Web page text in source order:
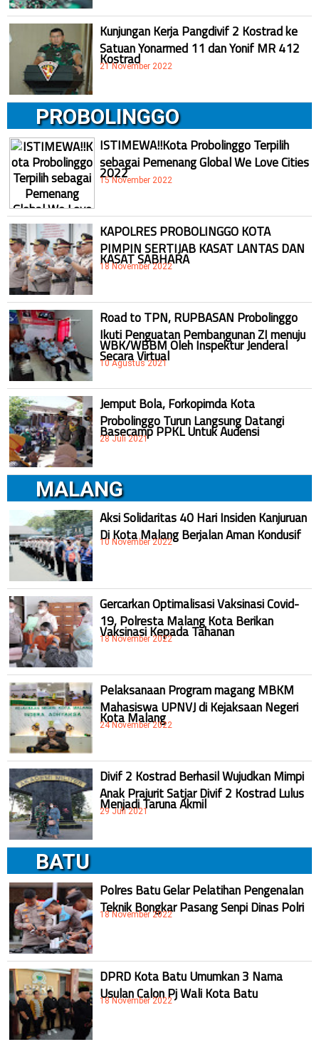
Kunjungan Kerja Pangdivif 2 Kostrad ke
Satuan Yonarmed 11 dan Yonif MR 412
Kostrad
21 November 2022
PROBOLINGGO
ISTIMEWA!!Kota Probolinggo Terpilih
sebagai Pemenang Global We Love Cities
2022
15 November 2022
KAPOLRES PROBOLINGGO KOTA
PIMPIN SERTIJAB KASAT LANTAS DAN
KASAT SABHARA
18 November 2022
Road to TPN, RUPBASAN Probolinggo
Ikuti Penguatan Pembangunan ZI menuju
WBK/WBBM Oleh Inspektur Jenderal
Secara Virtual
10 Agustus 2021
Jemput Bola, Forkopimda Kota
Probolinggo Turun Langsung Datangi
Basecamp PPKL Untuk Audensi
28 Juli 2021
MALANG
Aksi Solidaritas 40 Hari Insiden Kanjuruan
Di Kota Malang Berjalan Aman Kondusif
10 November 2022
Gercarkan Optimalisasi Vaksinasi Covid-
19, Polresta Malang Kota Berikan
Vaksinasi Kepada Tahanan
18 November 2022
Pelaksanaan Program magang MBKM
Mahasiswa UPNVJ di Kejaksaan Negeri
Kota Malang
24 November 2022
Divif 2 Kostrad Berhasil Wujudkan Mimpi
Anak Prajurit Satjar Divif 2 Kostrad Lulus
Menjadi Taruna Akmil
29 Juli 2021
BATU
Polres Batu Gelar Pelatihan Pengenalan
Teknik Bongkar Pasang Senpi Dinas Polri
18 November 2022
DPRD Kota Batu Umumkan 3 Nama
Usulan Calon Pj Wali Kota Batu
18 November 2022